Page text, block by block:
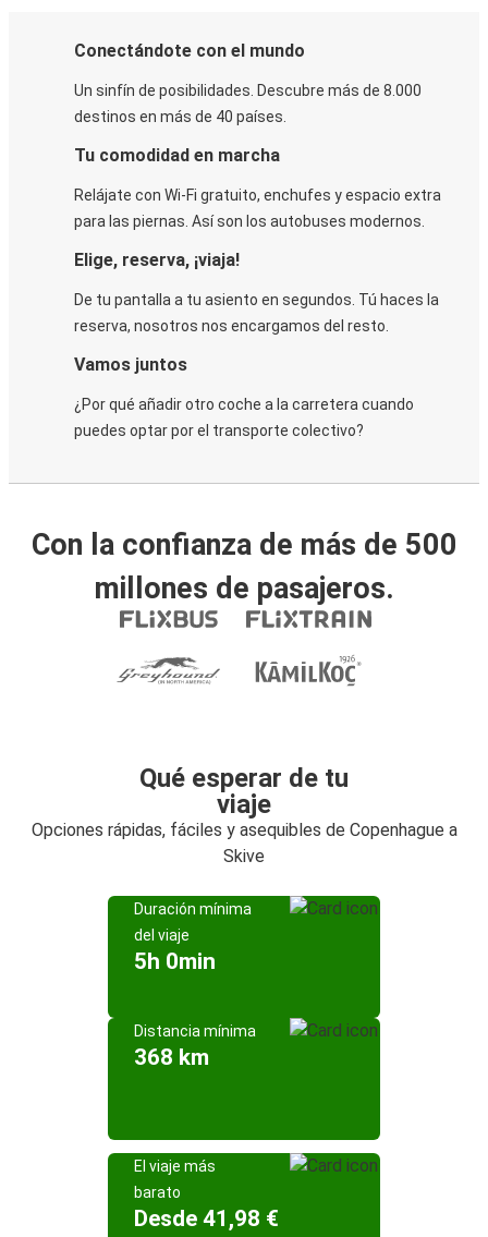
Conectándote con el mundo
Un sinfín de posibilidades. Descubre más de 8.000
destinos en más de 40 países.
Tu comodidad en marcha
Relájate con Wi-Fi gratuito, enchufes y espacio extra
para las piernas. Así son los autobuses modernos.
Elige, reserva, ¡viaja!
De tu pantalla a tu asiento en segundos. Tú haces la
reserva, nosotros nos encargamos del resto.
Vamos juntos
¿Por qué añadir otro coche a la carretera cuando
puedes optar por el transporte colectivo?
Con la confianza de más de 500
millones de pasajeros.
Qué esperar de tu
viaje
Opciones rápidas, fáciles y asequibles de Copenhague a
Skive
Duración mínima
del viaje
5h 0min
Distancia mínima
368 km
El viaje más
barato
Desde 41,98 €